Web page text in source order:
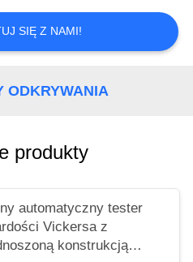
SIĘ Z NAMI!
ODKRYWANIA
produkty
automatyczny tester
Vickersa z
konstrukcją